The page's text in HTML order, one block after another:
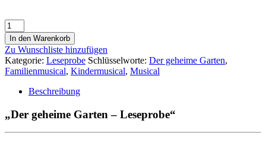
In den Warenkorb
Zu Wunschliste hinzufügen
Kategorie: Leseprobe Schlüsselworte: Der geheime Garten,
Familienmusical, Kindermusical, Musical
Beschreibung
„Der geheime Garten – Leseprobe“